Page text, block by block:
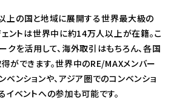
上の国と地域に展開する世界最大級の
ントは世界中に約14万人以上が在籍。こ
クを活用して、海外取引はもちろん、各国
ができます。世界中のRE/MAXメンバー
ベンションや、アジア圏でのコンベンショ
イベントへの参加も可能です。